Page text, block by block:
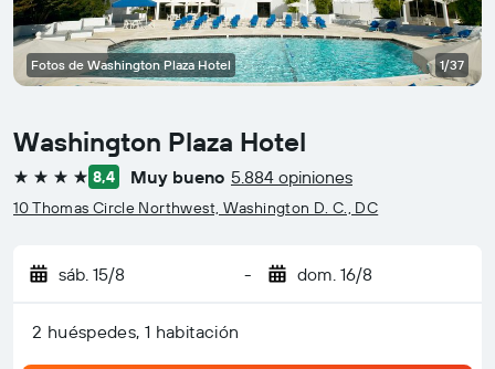
Washington Plaza Hotel
4 estrellas8,4 Muy bueno 5.884 opiniones
10 Thomas Circle Northwest, Washington D. C., DC
sáb. 15/8 - dom. 16/8
2 huéspedes, 1 habitación
Fotos de Washington Plaza Hotel 1/37